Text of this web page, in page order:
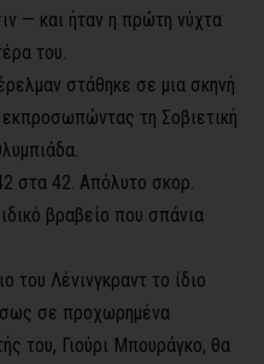
— και ήταν η πρώτη νύχτα
του.
στάθηκε σε μια σκηνή
τη Σοβιετική
στα 42. Απόλυτο σκορ.
βραβείο που σπάνια
του Λένινγκραντ το ίδιο
σε προχωρημένα
του, Γιούρι Μπουράγκο, θα